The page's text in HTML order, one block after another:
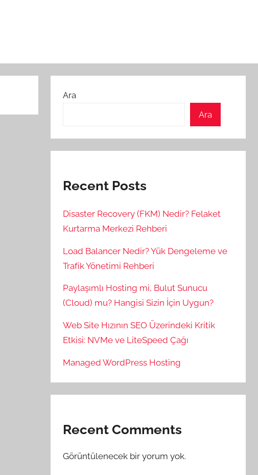
Ara
Ara
Recent Posts
Disaster Recovery (FKM) Nedir? Felaket
Kurtarma Merkezi Rehberi
Load Balancer Nedir? Yük Dengeleme ve
Trafik Yönetimi Rehberi
Paylaşımlı Hosting mi, Bulut Sunucu
(Cloud) mu? Hangisi Sizin İçin Uygun?
Web Site Hızının SEO Üzerindeki Kritik
Etkisi: NVMe ve LiteSpeed Çağı
Managed WordPress Hosting
Recent Comments
Görüntülenecek bir yorum yok.